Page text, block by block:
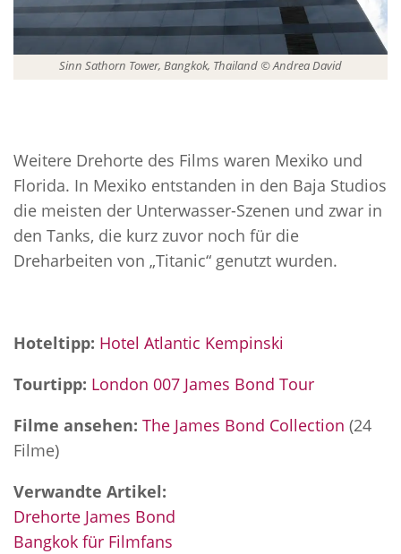
Sinn Sathorn Tower, Bangkok, Thailand © Andrea David
Weitere Drehorte des Films waren Mexiko und
Florida. In Mexiko entstanden in den Baja Studios
die meisten der Unterwasser-Szenen und zwar in
den Tanks, die kurz zuvor noch für die
Dreharbeiten von „Titanic“ genutzt wurden.
Hoteltipp: Hotel Atlantic Kempinski
Tourtipp: London 007 James Bond Tour
Filme ansehen: The James Bond Collection (24
Filme)
Verwandte Artikel:
Drehorte James Bond
Bangkok für Filmfans